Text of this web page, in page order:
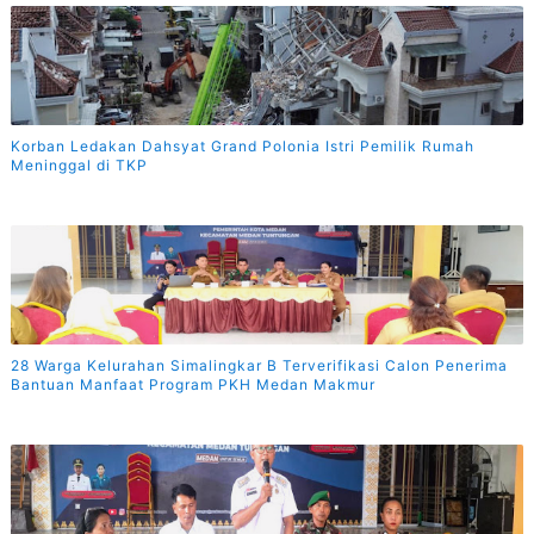
Korban Ledakan Dahsyat Grand Polonia Istri Pemilik Rumah
Meninggal di TKP
28 Warga Kelurahan Simalingkar B Terverifikasi Calon Penerima
Bantuan Manfaat Program PKH Medan Makmur